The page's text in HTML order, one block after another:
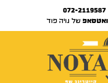
072-2119587
של נויה פוד